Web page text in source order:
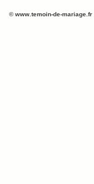
©www.temoin-de-mariage.fr